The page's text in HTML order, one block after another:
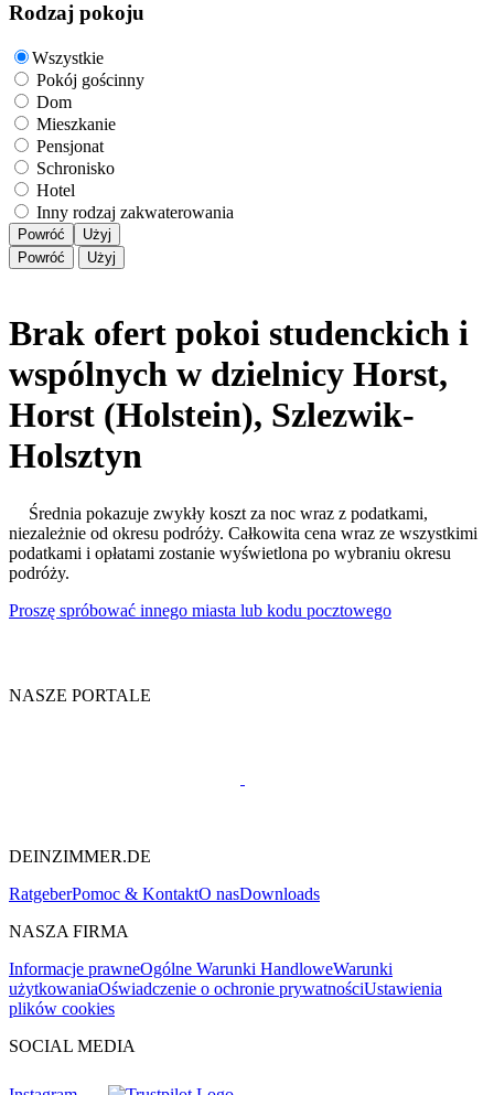
Rodzaj pokoju
Wszystkie
Pokój gościnny
Dom
Mieszkanie
Pensjonat
Schronisko
Hotel
Inny rodzaj zakwaterowania
Powróć
Użyj
Powróć
Użyj
Brak ofert pokoi studenckich i
wspólnych w dzielnicy Horst,
Horst (Holstein), Szlezwik-
Holsztyn
Średnia pokazuje zwykły koszt za noc wraz z podatkami,
niezależnie od okresu podróży. Całkowita cena wraz ze wszystkimi
podatkami i opłatami zostanie wyświetlona po wybraniu okresu
podróży.
Proszę spróbować innego miasta lub kodu pocztowego
NASZE PORTALE
DEINZIMMER.DE
RatgeberPomoc & KontaktO nasDownloads
NASZA FIRMA
Informacje prawneOgólne Warunki HandloweWarunki
użytkowaniaOświadczenie o ochronie prywatnościUstawienia
plików cookies
SOCIAL MEDIA